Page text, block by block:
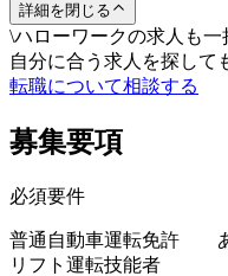
詳細を閉じる
\ハローワークの求人も一
自分に合う求人を探して
転職について相談する
募集要項
必須要件
普通自動車運転免許 あ
リフト運転技能者